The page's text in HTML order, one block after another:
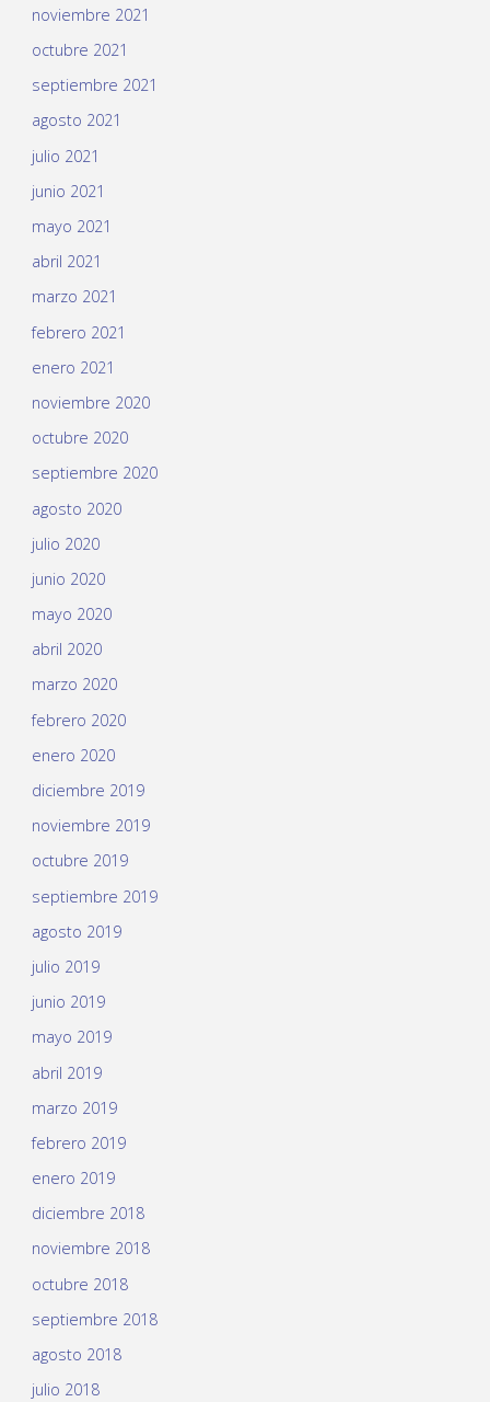
noviembre 2021
octubre 2021
septiembre 2021
agosto 2021
julio 2021
junio 2021
mayo 2021
abril 2021
marzo 2021
febrero 2021
enero 2021
noviembre 2020
octubre 2020
septiembre 2020
agosto 2020
julio 2020
junio 2020
mayo 2020
abril 2020
marzo 2020
febrero 2020
enero 2020
diciembre 2019
noviembre 2019
octubre 2019
septiembre 2019
agosto 2019
julio 2019
junio 2019
mayo 2019
abril 2019
marzo 2019
febrero 2019
enero 2019
diciembre 2018
noviembre 2018
octubre 2018
septiembre 2018
agosto 2018
julio 2018